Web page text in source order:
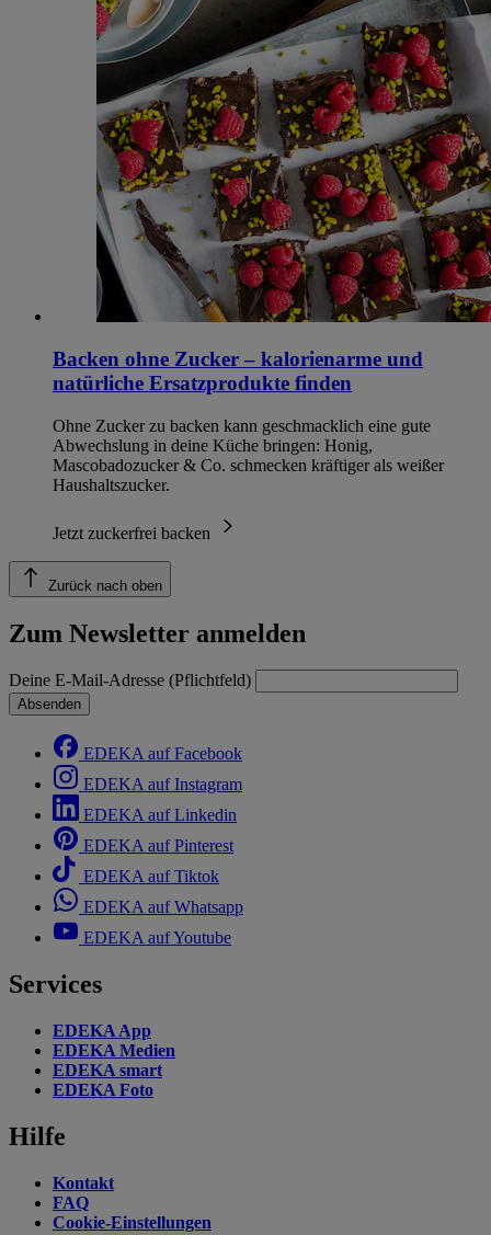
Backen ohne Zucker – kalorienarme und
natürliche Ersatzprodukte finden
Ohne Zucker zu backen kann geschmacklich eine gute
Abwechslung in deine Küche bringen: Honig,
Mascobadozucker & Co. schmecken kräftiger als weißer
Haushaltszucker.
Jetzt zuckerfrei backen
Zurück nach oben
Zum Newsletter anmelden
Deine E-Mail-Adresse (Pflichtfeld)
Absenden
EDEKA auf Facebook
EDEKA auf Instagram
EDEKA auf Linkedin
EDEKA auf Pinterest
EDEKA auf Tiktok
EDEKA auf Whatsapp
EDEKA auf Youtube
Services
EDEKA App
EDEKA Medien
EDEKA smart
EDEKA Foto
Hilfe
Kontakt
FAQ
Cookie-Einstellungen